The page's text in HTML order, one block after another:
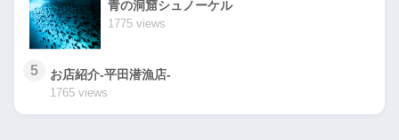
青の洞窟シュノーケル
1775 views
5 お店紹介-平田潜漁店-
1765 views